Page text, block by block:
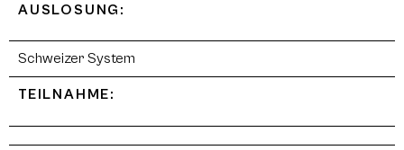
AUSLOSUNG:
Schweizer System
TEILNAHME: